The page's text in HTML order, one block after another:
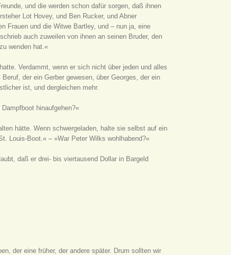
und die werden schon dafür sorgen, daß ihnen
Lot Hovey, und Ben Rucker, und Abner
Frauen und die Witwe Bartley, und – nun ja, eine
auch zuweilen von ihnen an seinen Bruder, den
wenden hat.«
Verdammt, wenn er sich nicht über jeden und alles
der ein Gerber gewesen, über Georges, der ein
ist, und dergleichen mehr.
hinaufgehen?«
hätte. Wenn schwergeladen, halte sie selbst auf ein
Louis-Boot.« – »War Peter Wilks wohlhabend?«
daß er drei- bis viertausend Dollar in Bargeld
der eine früher, der andere später. Drum sollten wir